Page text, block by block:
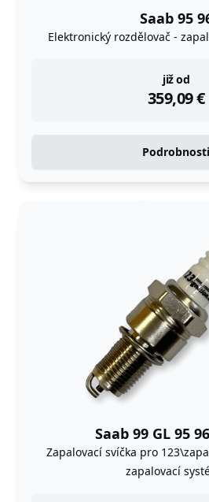
Saab 95
Elektronický rozdělovač -
již od
359,09€
instock
Podrobnosti
Saab 99 GL 95
Zapalovací svíčka pro
zapalovací